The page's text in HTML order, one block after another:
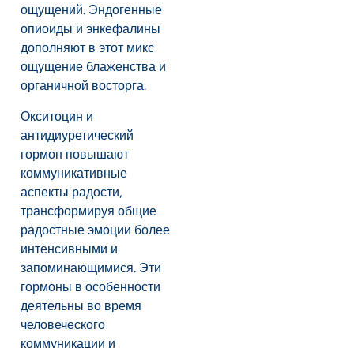
ощущений. Эндогенные
опиоиды и энкефалины
дополняют в этот микс
ощущение блаженства и
органичной восторга.
Окситоцин и
антидиуретический
гормон повышают
коммуникативные
аспекты радости,
трансформируя общие
радостные эмоции более
интенсивными и
запоминающимися. Эти
гормоны в особенности
деятельны во время
человеческого
коммуникации и